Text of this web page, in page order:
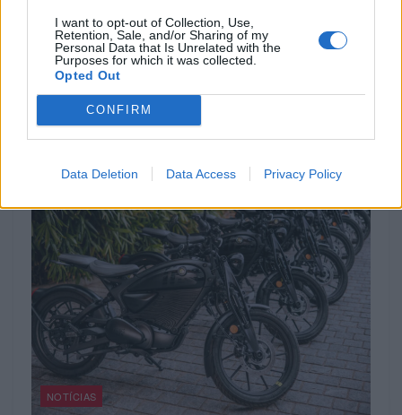
I want to opt-out of Collection, Use,
Retention, Sale, and/or Sharing of my
Personal Data that Is Unrelated with the
Purposes for which it was collected.
Opted Out
CONFIRM
Data Deletion Data Access Privacy Policy
NOTÍCIAS
Max Toth entra em cena e agita a Bagger
World Cup em Silverstone
A FIM Harley-Davidson Bagger World Cup regressa ao
Circuito de Silverstone de 7 a 9 de agosto para a...
NOTÍCIAS